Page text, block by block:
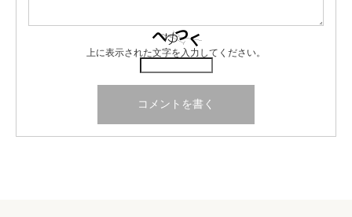
上に表示された文字を入力してください。